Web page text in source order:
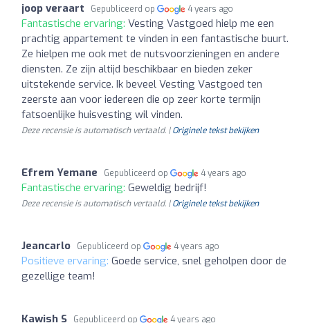
joop veraart Gepubliceerd op 4 years ago
Fantastische ervaring: Vesting Vastgoed hielp me een
prachtig appartement te vinden in een fantastische buurt.
Ze hielpen me ook met de nutsvoorzieningen en andere
diensten. Ze zijn altijd beschikbaar en bieden zeker
uitstekende service. Ik beveel Vesting Vastgoed ten
zeerste aan voor iedereen die op zeer korte termijn
fatsoenlijke huisvesting wil vinden.
Deze recensie is automatisch vertaald. |Originele tekst bekijken
Efrem Yemane Gepubliceerd op 4 years ago
Fantastische ervaring: Geweldig bedrijf!
Deze recensie is automatisch vertaald. |Originele tekst bekijken
Jeancarlo Gepubliceerd op 4 years ago
Positieve ervaring: Goede service, snel geholpen door de
gezellige team!
Kawish S Gepubliceerd op 4 years ago